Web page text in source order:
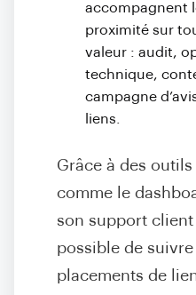
accompagnent
proximité sur
valeur : audit,
technique,
campagne
liens.
Grâce à des
comme le
son support
possible de
placements de